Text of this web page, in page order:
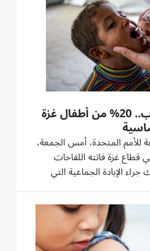
خلال عامين من الحرب.. 20% من أطفال غزة
للأمم المتحدة، أمس الجمعة،
5 أطفال في قطاع غزة فاتته اللقاحات
الإبادة الجماعية التي
في بيان: «أفادت